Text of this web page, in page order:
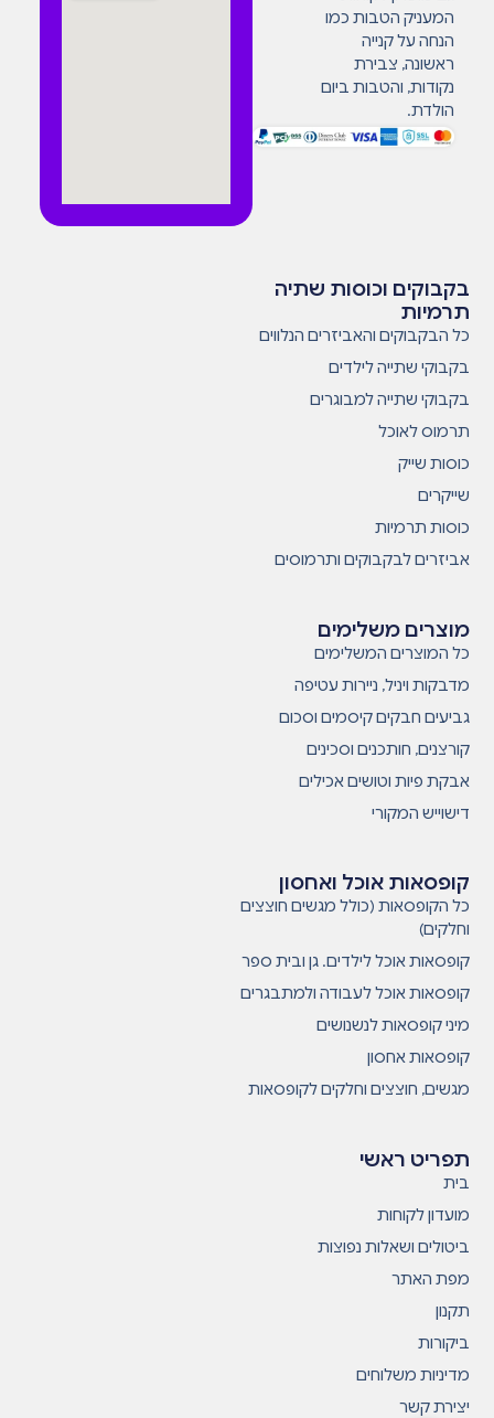
המעניק הטבות כמו
הנחה על קנייה
ראשונה, צבירת
נקודות, והטבות ביום
הולדת.
תפריט ראשי
בית
מועדון לקוחות
ביטולים ושאלות נפוצות
מפת האתר
תקנון
ביקורות
מדיניות משלוחים
יצירת קשר
קופסאות אוכל ואחסון
כל הקופסאות (כולל מגשים חוצצים
וחלקים)
קופסאות אוכל לילדים. גן ובית ספר
קופסאות אוכל לעבודה ולמתבגרים
מיני קופסאות לנשנושים
קופסאות אחסון
מגשים, חוצצים וחלקים לקופסאות
מוצרים משלימים
כל המוצרים המשלימים
מדבקות ויניל, ניירות עטיפה
גביעים חבקים קיסמים וסכום
קורצנים, חותכנים וסכינים
אבקת פיות וטושים אכילים
דישוייש המקורי
בקבוקים וכוסות שתיה
תרמיות
כל הבקבוקים והאביזרים הנלווים
בקבוקי שתייה לילדים
בקבוקי שתייה למבוגרים
תרמוס לאוכל
כוסות שייק
שייקרים
כוסות תרמיות
אביזרים לבקבוקים ותרמוסים